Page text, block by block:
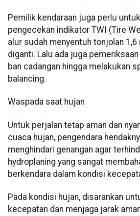
Pemilik kendaraan juga perlu
pengecekan indikator TWI (Tire
alur sudah menyentuh tonjolan 1,6
diganti. Lalu ada juga
ban cadangan hingga melakukan
balancing.
Waspada saat hujan
Untuk perjalan tetap aman dan
cuaca hujan, pengendara
menghindari genangan agar
hydroplaning yang sangat
berkendara dalam kondisi
Pada kondisi hujan, disarankan
kecepatan dan menjaga jarak